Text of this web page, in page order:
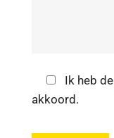
Ik heb de
akkoord.